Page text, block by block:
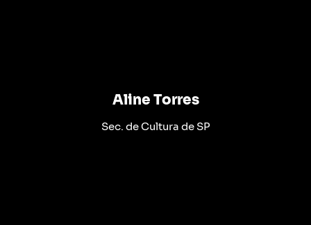
Aline Torres
Sec. de Cultura de SP